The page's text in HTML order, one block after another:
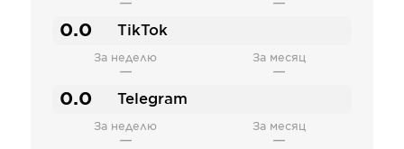
— —
0.0 TikTok
За неделю
—
За месяц
—
0.0 Telegram
За неделю
—
За месяц
—